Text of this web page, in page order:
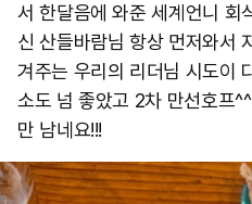
서 한달음에 와준 세계언니 회
신 산들바람님 항상 먼저와서
겨주는 우리의 리더님 시도이
소도 넘 좋았고 2차 만선호프
만 남네요!!! ​